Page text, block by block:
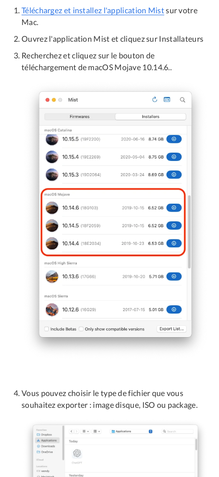
Téléchargez et installez l'application Mistsur votre
Mac.
Ouvrez l'application Mist et cliquez sur Installateurs
Recherchez et cliquez sur le bouton de
téléchargement de macOS Mojave 10.14.6..
Vous pouvez choisir le type de fichier que vous
souhaitez exporter : image disque, ISO ou package.